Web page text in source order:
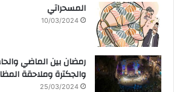
المسحراتي
10/03/2024
رمضان بين الماضي
والجكترة وملاحقة
25/03/2024